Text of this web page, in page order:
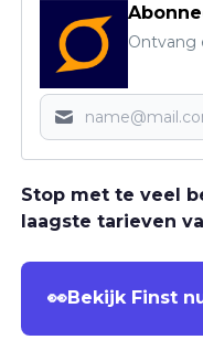
Ontvang
Stop met te veel
laagste tarieven
👀Bekijk Finst